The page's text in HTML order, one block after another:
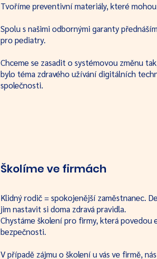
Tvoříme preventivní materiály, které
Spolu s našimi odbornými garanty
pro pediatry.
Chceme se zasadit o systémovou změnu
bylo téma zdravého užívání digitálních
společnosti.
Školíme ve firmách
Klidný rodič = spokojenější zaměstnanec.
jim nastavit si doma zdravá pravidla.
Chystáme školení pro firmy, která
bezpečnosti.
V případě zájmu o školení u vás ve firmě,